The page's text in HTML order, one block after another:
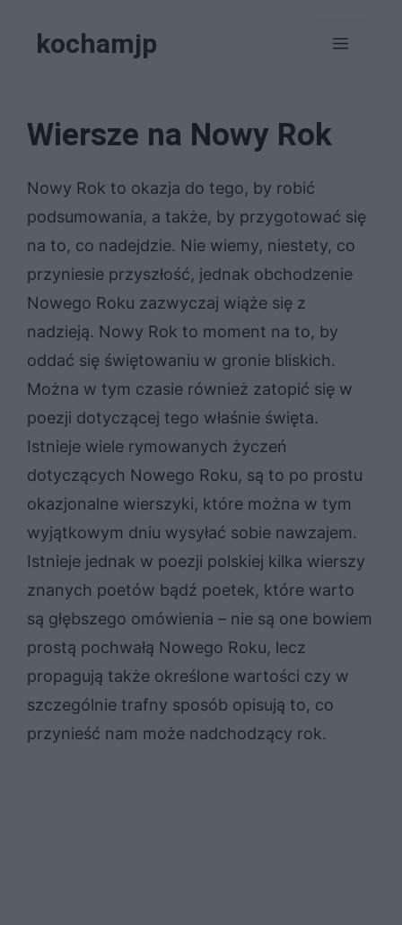
kochamjp Menu
Wiersze na Nowy Rok
Nowy Rok to okazja do tego, by robić
podsumowania, a także, by przygotować się
na to, co nadejdzie. Nie wiemy, niestety, co
przyniesie przyszłość, jednak obchodzenie
Nowego Roku zazwyczaj wiąże się z
nadzieją. Nowy Rok to moment na to, by
oddać się świętowaniu w gronie bliskich.
Można w tym czasie również zatopić się w
poezji dotyczącej tego właśnie święta.
Istnieje wiele rymowanych życzeń
dotyczących Nowego Roku, są to po prostu
okazjonalne wierszyki, które można w tym
wyjątkowym dniu wysyłać sobie nawzajem.
Istnieje jednak w poezji polskiej kilka wierszy
znanych poetów bądź poetek, które warto
są głębszego omówienia – nie są one bowiem
prostą pochwałą Nowego Roku, lecz
propagują także określone wartości czy w
szczególnie trafny sposób opisują to, co
przynieść nam może nadchodzący rok.